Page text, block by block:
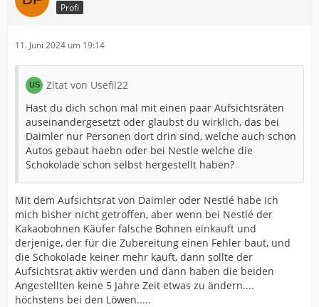
Profi
11. Juni 2024 um 19:14
Zitat von Usefil22
Hast du dich schon mal mit einen paar Aufsichtsräten
auseinandergesetzt oder glaubst du wirklich, das bei
Daimler nur Personen dort drin sind, welche auch schon
Autos gebaut haebn oder bei Nestle welche die
Schokolade schon selbst hergestellt haben?
Mit dem Aufsichtsrat von Daimler oder Nestlé habe ich
mich bisher nicht getroffen, aber wenn bei Nestlé der
Kakaobohnen Käufer falsche Bohnen einkauft und
derjenige, der für die Zubereitung einen Fehler baut, und
die Schokolade keiner mehr kauft, dann sollte der
Aufsichtsrat aktiv werden und dann haben die beiden
Angestellten keine 5 Jahre Zeit etwas zu ändern....
höchstens bei den Löwen.....